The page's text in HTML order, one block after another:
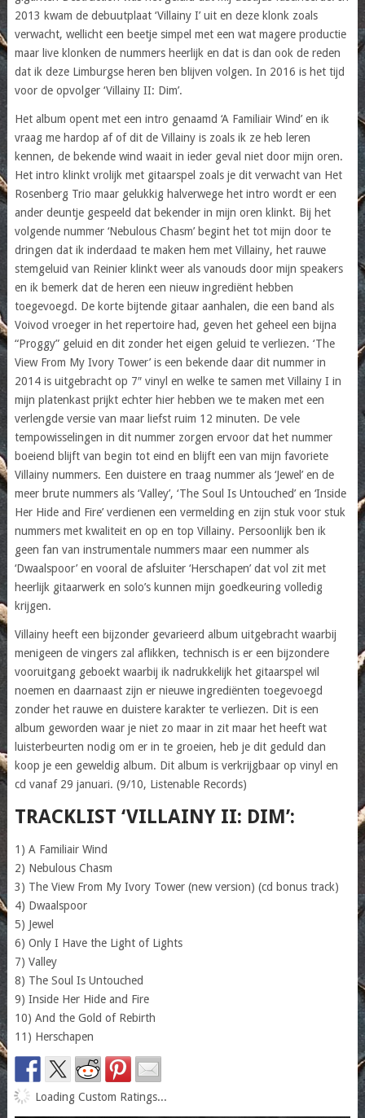
2013 kwam de debuutplaat ‘Villainy I’ uit en deze klonk zoals
verwacht, wellicht een beetje simpel met een wat magere productie
maar live klonken de nummers heerlijk en dat is dan ook de reden
dat ik deze Limburgse heren ben blijven volgen. In 2016 is het tijd
voor de opvolger ‘Villainy II: Dim’.
Het album opent met een intro genaamd ‘A Familiair Wind’ en ik
vraag me hardop af of dit de Villainy is zoals ik ze heb leren
kennen, de bekende wind waait in ieder geval niet door mijn oren.
Het intro klinkt vrolijk met gitaarspel zoals je dit verwacht van Het
Rosenberg Trio maar gelukkig halverwege het intro wordt er een
ander deuntje gespeeld dat bekender in mijn oren klinkt. Bij het
volgende nummer ‘Nebulous Chasm’ begint het tot mijn door te
dringen dat ik inderdaad te maken hem met Villainy, het rauwe
stemgeluid van Reinier klinkt weer als vanouds door mijn speakers
en ik bemerk dat de heren een nieuw ingrediënt hebben
toegevoegd. De korte bijtende gitaar aanhalen, die een band als
Voivod vroeger in het repertoire had, geven het geheel een bijna
“Proggy” geluid en dit zonder het eigen geluid te verliezen. ‘The
View From My Ivory Tower’ is een bekende daar dit nummer in
2014 is uitgebracht op 7″ vinyl en welke te samen met Villainy I in
mijn platenkast prijkt echter hier hebben we te maken met een
verlengde versie van maar liefst ruim 12 minuten. De vele
tempowisselingen in dit nummer zorgen ervoor dat het nummer
boeiend blijft van begin tot eind en blijft een van mijn favoriete
Villainy nummers. Een duistere en traag nummer als ‘Jewel’ en de
meer brute nummers als ‘Valley’, ‘The Soul Is Untouched’ en ‘Inside
Her Hide and Fire’ verdienen een vermelding en zijn stuk voor stuk
nummers met kwaliteit en op en top Villainy. Persoonlijk ben ik
geen fan van instrumentale nummers maar een nummer als
‘Dwaalspoor’ en vooral de afsluiter ‘Herschapen’ dat vol zit met
heerlijk gitaarwerk en solo’s kunnen mijn goedkeuring volledig
krijgen.
Villainy heeft een bijzonder gevarieerd album uitgebracht waarbij
menigeen de vingers zal aflikken, technisch is er een bijzondere
vooruitgang geboekt waarbij ik nadrukkelijk het gitaarspel wil
noemen en daarnaast zijn er nieuwe ingrediënten toegevoegd
zonder het rauwe en duistere karakter te verliezen. Dit is een
album geworden waar je niet zo maar in zit maar het heeft wat
luisterbeurten nodig om er in te groeien, heb je dit geduld dan
koop je een geweldig album. Dit album is verkrijgbaar op vinyl en
cd vanaf 29 januari. (9/10, Listenable Records)
TRACKLIST ‘VILLAINY II: DIM’:
1) A Familiair Wind
2) Nebulous Chasm
3) The View From My Ivory Tower (new version) (cd bonus track)
4) Dwaalspoor
5) Jewel
6) Only I Have the Light of Lights
7) Valley
8) The Soul Is Untouched
9) Inside Her Hide and Fire
10) And the Gold of Rebirth
11) Herschapen
Loading Custom Ratings...